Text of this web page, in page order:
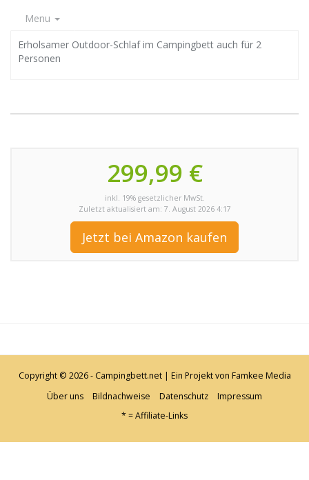
Menu
Erholsamer Outdoor-Schlaf im Campingbett auch für 2
Personen
299,99 €
inkl. 19% gesetzlicher MwSt.
Zuletzt aktualisiert am: 7. August 2026 4:17
Jetzt bei Amazon kaufen
Copyright © 2026 - Campingbett.net | Ein Projekt von Famkee Media
Über uns
Bildnachweise Datenschutz
Impressum
* = Affiliate-Links